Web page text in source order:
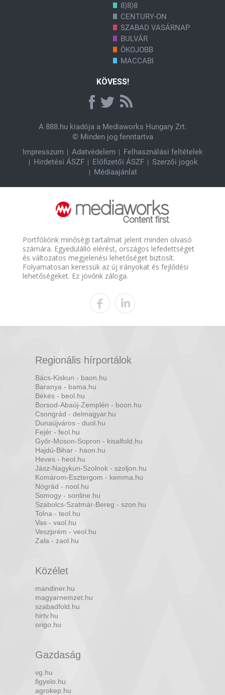
8)8)8
CENTURY-ON
SZABAD VASÁRNAP
BULVÁR
ÖKOJOBB
MACCABI
KÖVESS!
A 888.hukiadója a Mediaworks Hungary Zrt.
© Minden jog fenntartva
Impresszum
Adatvédelem
Felhasználási feltételek
Hirdetési ÁSZF
Előfizetői ÁSZF
Szerzői jogok
Médiaajánlat
Portfóliónk minőségi tartalmat jelent minden olvasó
számára. Egyedülálló elérést, országos lefedettséget
és változatos megjelenési lehetőséget biztosít.
Folyamatosan keressük az új irányokat és fejlődési
lehetőségeket. Ez jövőnk záloga.
Regionális hírportálok
Bács-Kiskun - baon.hu
Baranya - bama.hu
Békés - beol.hu
Borsod-Abaúj-Zemplén - boon.hu
Csongrád - delmagyar.hu
Dunaújváros - duol.hu
Fejér - feol.hu
Győr-Moson-Sopron - kisalfold.hu
Hajdú-Bihar - haon.hu
Heves - heol.hu
Jász-Nagykun-Szolnok - szoljon.hu
Komárom-Esztergom - kemma.hu
Nógrád - nool.hu
Somogy - sonline.hu
Szabolcs-Szatmár-Bereg - szon.hu
Tolna - teol.hu
Vas - vaol.hu
Veszprém - veol.hu
Zala - zaol.hu
Közélet
mandiner.hu
magyarnemzet.hu
szabadfold.hu
hirtv.hu
origo.hu
Gazdaság
vg.hu
figyelo.hu
agrokep.hu